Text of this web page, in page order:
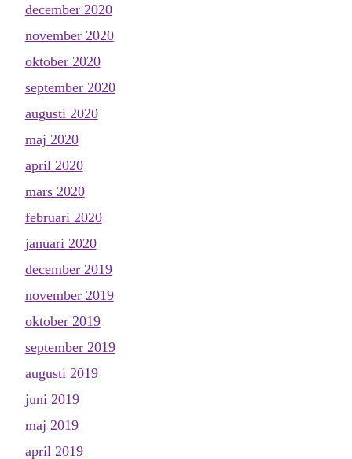
december 2020
november 2020
oktober 2020
september 2020
augusti 2020
maj 2020
april 2020
mars 2020
februari 2020
januari 2020
december 2019
november 2019
oktober 2019
september 2019
augusti 2019
juni 2019
maj 2019
april 2019